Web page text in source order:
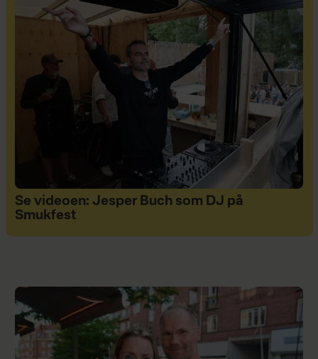
Se videoen: Jesper Buch som DJ på
Smukfest